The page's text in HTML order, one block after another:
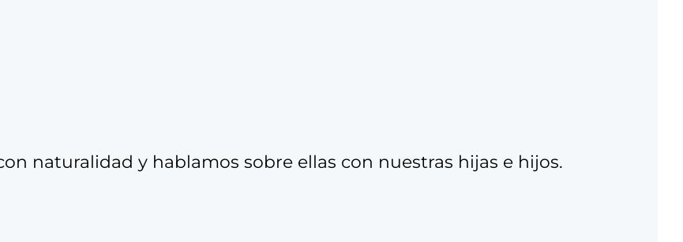
naturalidad y hablamos sobre ellas con nuestras hijas e hijos.